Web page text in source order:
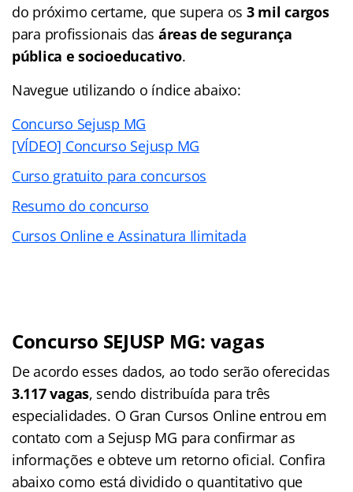
do próximo certame, que supera os 3 mil cargos
para profissionais das áreas de segurança
pública e socioeducativo.
Navegue utilizando o índice abaixo:
Concurso Sejusp MG
[VÍDEO] Concurso Sejusp MG
Curso gratuito para concursos
Resumo do concurso
Cursos Online e Assinatura Ilimitada
Concurso SEJUSP MG: vagas
De acordo esses dados, ao todo serão oferecidas
3.117 vagas, sendo distribuída para três
especialidades. O Gran Cursos Online entrou em
contato com a Sejusp MG para confirmar as
informações e obteve um retorno oficial. Confira
abaixo como está dividido o quantitativo que